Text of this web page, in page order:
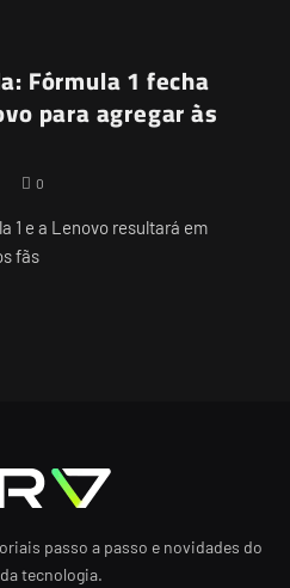
Fórmula 1 fecha
para agregar às
0
1 e a Lenovo resultará em
fãs
passo a passo e novidades do
tecnologia.